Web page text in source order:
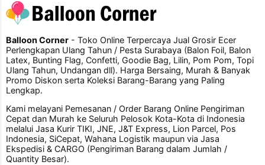
Balloon Corner - Toko Online Terpercaya Jual Grosir Ecer
Perlengkapan Ulang Tahun / Pesta Surabaya (Balon Foil, Balon
Latex, Bunting Flag, Confetti, Goodie Bag, Lilin, Pom Pom, Topi
Ulang Tahun, Undangan dll). Harga Bersaing, Murah & Banyak
Promo Diskon serta Koleksi Barang-Barang yang Paling
Lengkap.
Kami melayani Pemesanan / Order Barang Online Pengiriman
Cepat dan Murah ke Seluruh Pelosok Kota-Kota di Indonesia
melalui Jasa Kurir TIKI, JNE, J&T Express, Lion Parcel, Pos
Indonesia, SiCepat, Wahana Logistik maupun via Jasa
Ekspedisi & CARGO (Pengiriman Barang dalam Jumlah /
Quantity Besar).